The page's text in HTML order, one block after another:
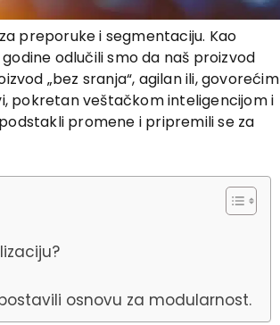
preporuke i segmentaciju. Kao
odlučili smo da naš proizvod
„bez sranja“, agilan ili, govorećim
pokretan veštačkom inteligencijom i
promene i pripremili se za
osnovu za modularnost.